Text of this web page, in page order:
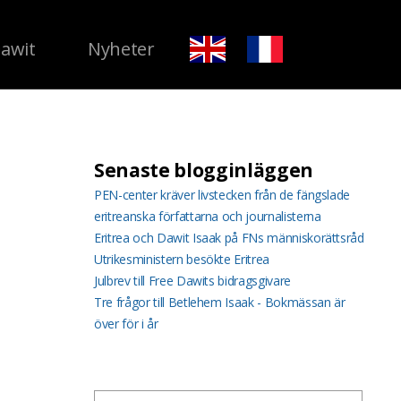
Nyheter
Senaste blogginläggen
PEN-center kräver livstecken från de fängslade
eritreanska författarna och journalisterna
Eritrea och Dawit Isaak på FNs människorättsråd
Utrikesministern besökte Eritrea
Julbrev till Free Dawits bidragsgivare
Tre frågor till Betlehem Isaak - Bokmässan är
över för i år